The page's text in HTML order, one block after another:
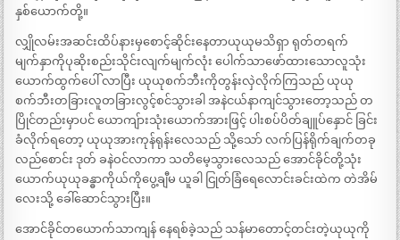
နှစ်ယောက်တို့။
လျှိုလမ်းအဆင်းထိပ်နားမှစောင့်ဆိုင်းနေတာယုယုမသိရှာ ရုတ်တရက်
မျက်နှာကိုပုဆိုးစည်းသိုင်းလျက်မျက်လုံး ပေါက်သာဖော်ထားသောလူသုံး
ယောက်ထွက်ပေါ် လာပြီး ယုယုစက်ဘီးကိုတွန်းလှဲလိုက်ကြသည် ယုယု
စက်ဘီးတခြားလူတခြားလွင့်စင်သွားခါ အနဲငယ်နာကျင်သွားတော့သည် တ
ပြိုင်တည်းမှာပင် ယောကျ်ားသုံးယောက်အားဖြင့် ပါးစပ်ပိတ်ချူပ်နှောင် ခြင်း
ခံလိုက်ရတော့ ယုယုအားကုန်ရုန်းလေသည် သို့သော် လက်ပြန်ရိုက်ချက်တခု
လည်စောင်း ဒုတ် ခနဲဝင်လာကာ သတိမေ့သွားလေသည် အောင်ခိုင်တို့သုံး
ယောက်ယုယုခန္ဓာကိုယ်ကိုပွေ့ချီမ ယူခါ ငြုတ်ခြံရေလောင်းခင်းထဲက တဲအိမ်
လေးသို့ ခေါ်ဆောင်သွားပြီး။
အောင်ခိုင်တယောက်သာကျန် နေရစ်ခဲ့သည် သန်မာတောင့်တင်းတဲ့ယုယုကို